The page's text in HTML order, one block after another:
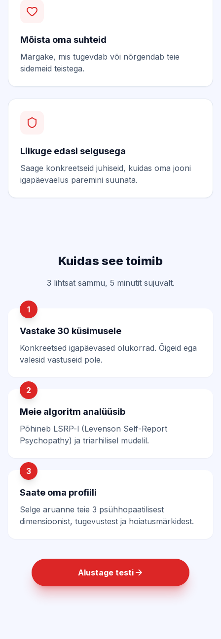
Mõista oma suhteid
Märgake, mis tugevdab või nõrgendab teie
sidemeid teistega.
Liikuge edasi selgusega
Saage konkreetseid juhiseid, kuidas oma jooni
igapäevaelus paremini suunata.
Kuidas see toimib
3 lihtsat sammu, 5 minutit sujuvalt.
1
Vastake 30 küsimusele
Konkreetsed igapäevased olukorrad. Õigeid ega
valesid vastuseid pole.
2
Meie algoritm analüüsib
Põhineb LSRP-l (Levenson Self-Report
Psychopathy) ja triarhilisel mudelil.
3
Saate oma profiili
Selge aruanne teie 3 psühhopaatilisest
dimensioonist, tugevustest ja hoiatusmärkidest.
Alustage testi